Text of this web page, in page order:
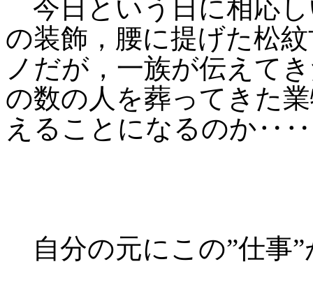
今日という日に相応
の装飾，腰に提げた松
ノだが，一族が伝えて
の数の人を葬ってきた
えることになるのか‥‥
自分の元にこの”仕事